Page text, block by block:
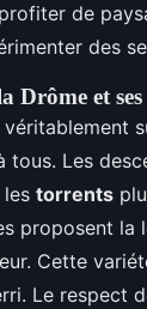
de
des
Drôme et
tous. Les
les torrents
proposent
Cette
Le respect